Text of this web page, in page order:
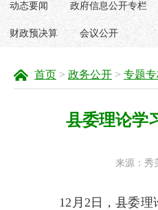
动态要闻 政府信息公开专栏
财政预决算 会议公开
首页 > 政务公开 > 专题
县委理论学
来源：秀
12月2日，县委理论